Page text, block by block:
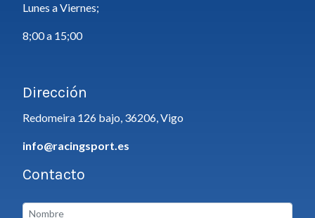
Lunes a Viernes;
8;00 a 15;00
Dirección
Redomeira 126 bajo, 36206, Vigo
info@racingsport.es
Contacto